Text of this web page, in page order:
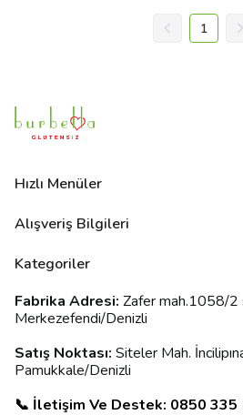
1
Hızlı Menüler
Alışveriş Bilgileri
Kategoriler
Fabrika Adresi: Zafer mah.1058/2
Merkezefendi/Denizli
Satış Noktası: Siteler Mah.
Pamukkale/Denizli
📞 İletişim Ve Destek: 0850 335